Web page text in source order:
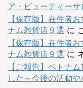
ア・ビューティーサ
【保存版】在住者
ナム雑貨店９選 に
【保存版】在住者
ナム雑貨店９選 に
【ご報告】ベトナ
した～今後の活動